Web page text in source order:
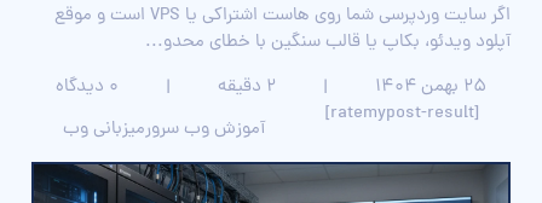
اگر سایت وردپرسی شما روی هاست اشتراکی یا VPS است و موقع
آپلود ویدئو، بکاپ یا قالب سنگین با خطای محدو...
۲۵ بهمن ۱۴۰۴
| 2 دقیقه |
0 دیدگاه
[ratemypost-result]
آموزش وب سرورمیزبانی وب